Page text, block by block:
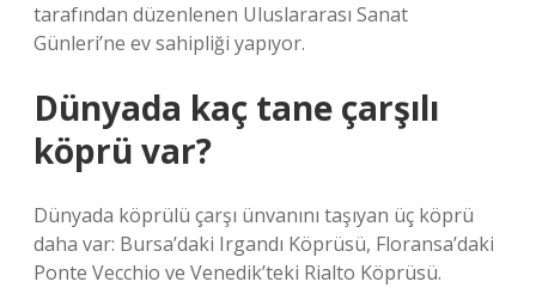
tarafından düzenlenen Uluslararası Sanat
Günleri’ne ev sahipliği yapıyor.
Dünyada kaç tane çarşılı
köprü var?
Dünyada köprülü çarşı ünvanını taşıyan üç köprü
daha var: Bursa’daki Irgandı Köprüsü, Floransa’daki
Ponte Vecchio ve Venedik’teki Rialto Köprüsü.